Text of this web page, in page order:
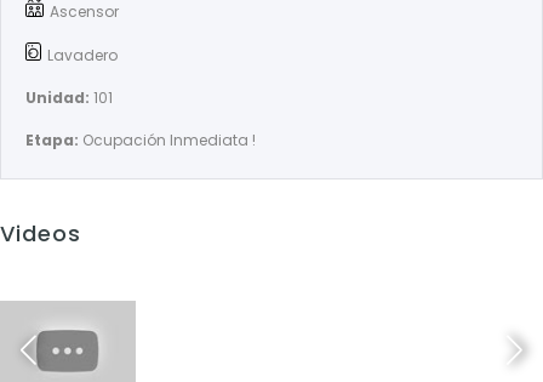
Ascensor
Lavadero
Unidad: 101
Etapa: Ocupación Inmediata !
Videos